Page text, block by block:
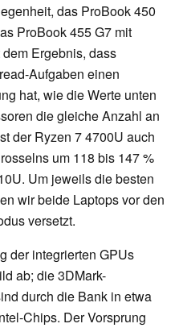
das ProBook 450
ProBook 455 G7 mit
Ergebnis, dass
Aufgaben einen
hat, wie die Werte unten
die gleiche Anzahl an
der Ryzen 7 4700U auch
um 118 bis 147 %
Um jeweils die besten
wir beide Laptops vor den
versetzt.
der integrierten GPUs
ab; die 3DMark-
durch die Bank in etwa
Chips. Der Vorsprung